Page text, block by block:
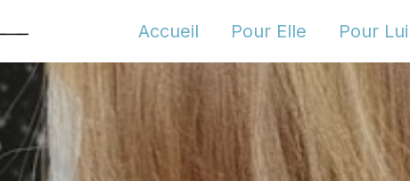
Accueil Pour Elle Pour Lui